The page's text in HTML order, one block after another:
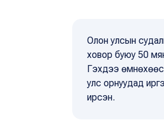
Олон улсын
ховор буюу 50
Гэхдээ
улс орнуудад
ирсэн.